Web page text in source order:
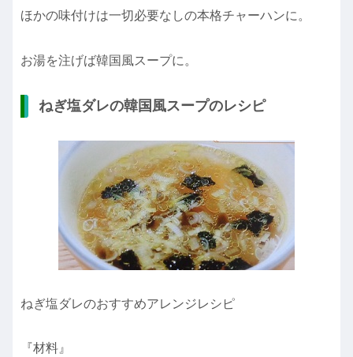
ほかの味付けは一切必要なしの本格チャーハンに。
お湯を注げば韓国風スープに。
ねぎ塩ダレの韓国風スープのレシピ
ねぎ塩ダレのおすすめアレンジレシピ
『材料』